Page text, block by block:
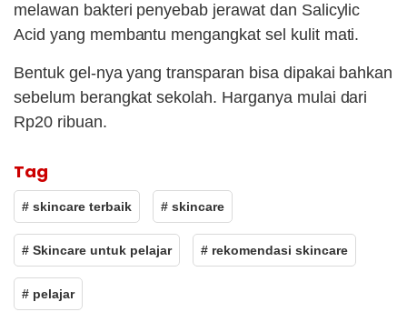
melawan bakteri penyebab jerawat dan Salicylic
Acid yang membantu mengangkat sel kulit mati.
Bentuk gel-nya yang transparan bisa dipakai bahkan
sebelum berangkat sekolah. Harganya mulai dari
Rp20 ribuan.
Tag
# skincare terbaik # skincare
# Skincare untuk pelajar # rekomendasi skincare
# pelajar